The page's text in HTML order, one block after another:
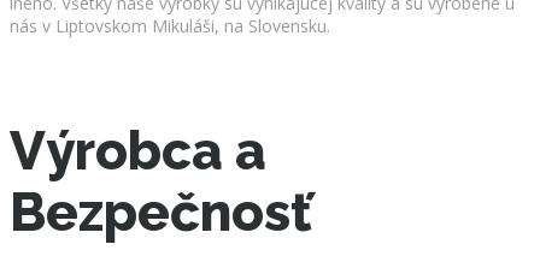
nás v Liptovskom Mikuláši, na Slovensku.
Výrobca a
Bezpečnosť